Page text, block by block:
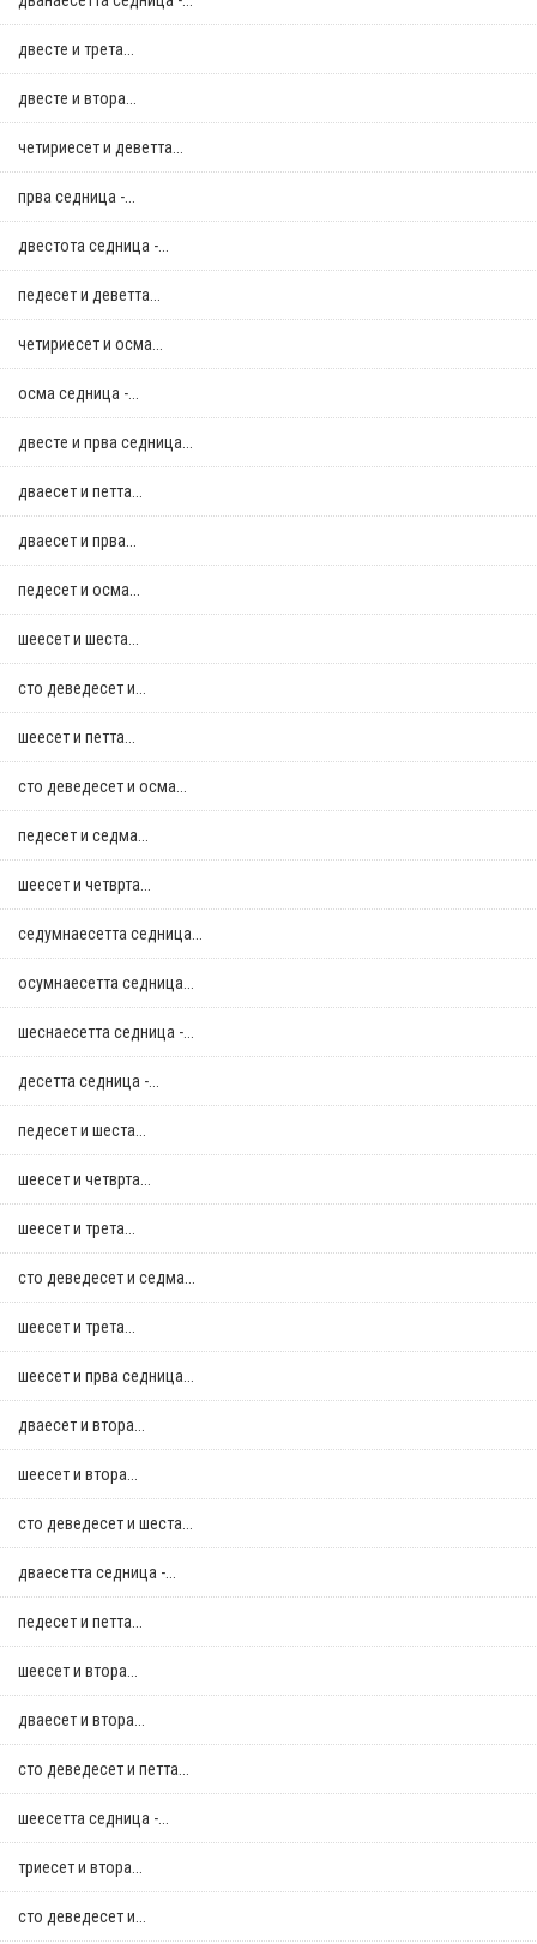
двестe и трета...
двестe и втора...
четириесет и деветта...
прва седница -...
двестота седница -...
педесет и деветта...
четириесет и осма...
осма седница -...
двестe и прва седница...
дваесет и петта...
дваесет и прва...
педесет и осма...
шеесет и шеста...
сто деведесет и...
шеесет и петта...
сто деведесет и осма...
педесет и седма...
шеесет и четврта...
седумнаесетта седница...
осумнaесетта седница...
шеснаесетта седница -...
десетта седница -...
педесет и шеста...
шеесет и четврта...
шеесет и трета...
сто деведесет и седма...
шеесет и трета...
шеесет и прва седница...
дваесет и втора...
шеесет и втора...
сто деведесет и шеста...
дваесетта седница -...
педесет и петта...
шеесет и втора...
дваесет и втора...
сто деведесет и петта...
шеесетта седница -...
триесет и втора...
сто деведесет и...